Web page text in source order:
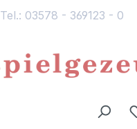
Tel.: 03578 - 369123 - 0